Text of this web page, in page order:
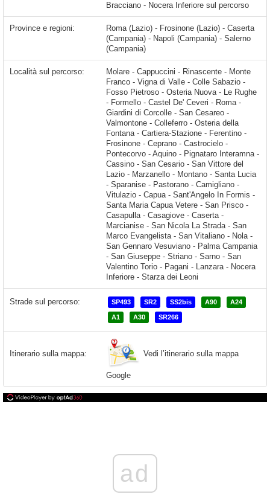
Bracciano - Nocera Inferiore sul percorso
Province e regioni:
Roma (Lazio) - Frosinone (Lazio) - Caserta
(Campania) - Napoli (Campania) - Salerno
(Campania)
Località sul percorso: Molare - Cappuccini - Rinascente - Monte Franco - Vigna di Valle - Colle Sabazio - Fosso Pietroso - Osteria Nuova - Le Rughe - Formello - Castel De' Ceveri - Roma - Giardini di Corcolle - San Cesareo - Valmontone - Colleferro - Osteria della Fontana - Cartiera-Stazione - Ferentino - Frosinone - Ceprano - Castrocielo - Pontecorvo - Aquino - Pignataro Interamna - Cassino - San Cesario - San Vittore del Lazio - Marzanello - Montano - Santa Lucia - Sparanise - Pastorano - Camigliano - Vitulazio - Capua - Sant'Angelo In Formis
Strade sul percorso: SP493 SR2 SS2bis A90 A24
A1 A30 SR266
Itinerario sulla mappa: Vedi l’itinerario sulla mappa
Google
ad